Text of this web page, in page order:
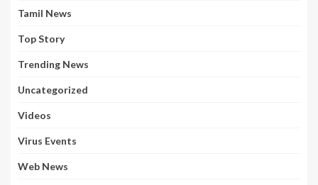
Tamil News
Top Story
Trending News
Uncategorized
Videos
Virus Events
Web News